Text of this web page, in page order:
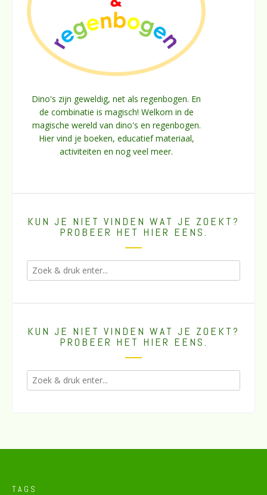
Dino's zijn geweldig, net als regenbogen. En
de combinatie is magisch! Welkom in de
magische wereld van dino's en regenbogen.
Hier vind je boeken, educatief materiaal,
activiteiten en nog veel meer.
KUN JE NIET VINDEN WAT JE ZOEKT?
PROBEER HET HIER EENS.
KUN JE NIET VINDEN WAT JE ZOEKT?
PROBEER HET HIER EENS.
TAGS